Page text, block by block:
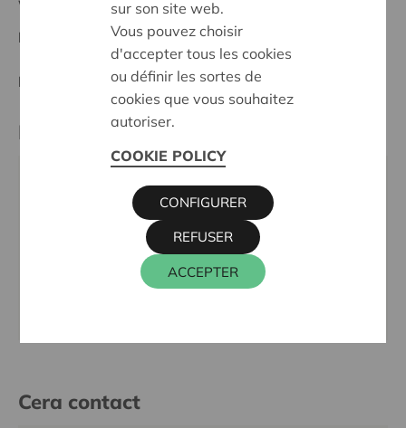
Waasland
Date de décision:06/05/2026
Décision: Approuvé
Partenaire
OXFAM WERELDWINKELS SINT-NIKLAAS,
HEISTRAAT 115C, 9100 SINT-NIKLAAS
03/776 64 28
vzw.oww.sintniklaas@gmail.com
https://oxfambelgie.be/winkels/sint-
Cera contact
sur son site web.
Vous pouvez choisir
d'accepter tous les cookies
ou définir les sortes de
cookies que vous souhaitez
autoriser.
COOKIE POLICY
ACCEPTER
REFUSER
CONFIGURER